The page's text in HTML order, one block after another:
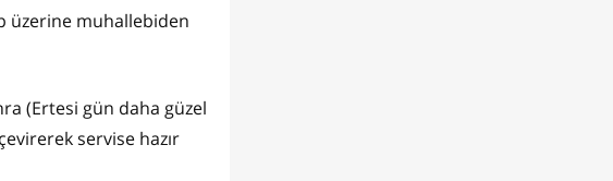
üzerine muhallebiden
(Ertesi gün daha güzel
servise hazır